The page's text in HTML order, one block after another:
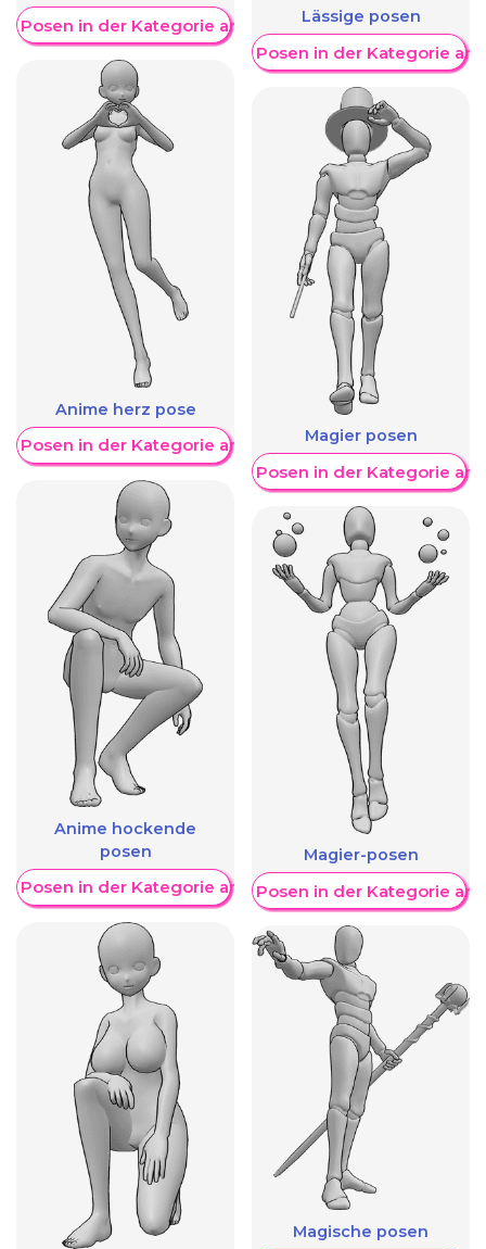
Posen in der Kategorie anzeigen
Anime herz pose
Posen in der Kategorie anzeigen
Anime hockende
posen
Posen in der Kategorie anzeigen
Lässige posen
Weitere Posen in der Kategorie
Magier posen
Weitere Posen in der Kategorie
Magier-posen
Weitere Posen in der Kategorie
Magische posen